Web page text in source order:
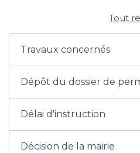
Tout
Travaux concernés
Dépôt du dossier de
Délai d'instruction
Décision de la mairie